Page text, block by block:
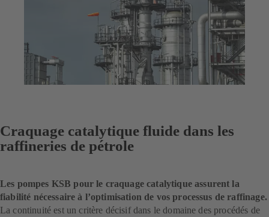
Craquage catalytique fluide dans les
raffineries de pétrole
Les pompes KSB pour le craquage catalytique assurent la
fiabilité nécessaire à l’optimisation de vos processus de raffinage.
La continuité est un critère décisif dans le domaine des procédés de